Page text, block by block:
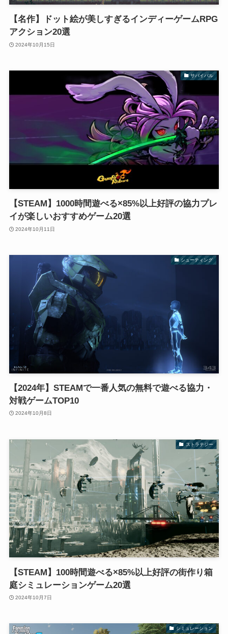
【名作】ドット絵が美しすぎるインディーゲームRPG
アクション20選
2024年10月15日
サバイバル
【STEAM】1000時間遊べる×85%以上好評の協力プレ
イが楽しいおすすめゲーム20選
2024年10月11日
シューティング
【2024年】STEAMで一番人気の無料で遊べる協力・
対戦ゲームTOP10
2024年10月8日
ストラテジー
【STEAM】100時間遊べる×85%以上好評の街作り箱
庭シミュレーションゲーム20選
2024年10月7日
シミュレーション